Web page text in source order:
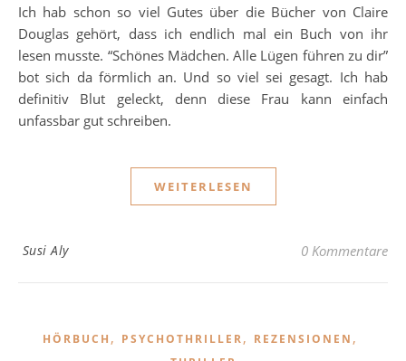
Ich hab schon so viel Gutes über die Bücher von Claire
Douglas gehört, dass ich endlich mal ein Buch von ihr
lesen musste. “Schönes Mädchen. Alle Lügen führen zu dir”
bot sich da förmlich an. Und so viel sei gesagt. Ich hab
definitiv Blut geleckt, denn diese Frau kann einfach
unfassbar gut schreiben.
WEITERLESEN
Susi Aly 0 Kommentare
HÖRBUCH , PSYCHOTHRILLER, REZENSIONEN ,